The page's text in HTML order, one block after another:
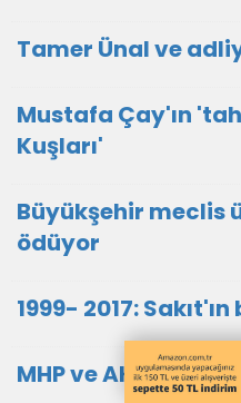
Tamer Ünal ve
Mustafa Çay'ın
Kuşları'
Büyükşehir meclis
ödüyor
1999- 2017:
MHP ve AK